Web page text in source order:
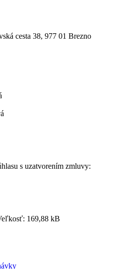
cesta 38, 977 01 Brezno
s uzatvorením zmluvy:
169,88 kB